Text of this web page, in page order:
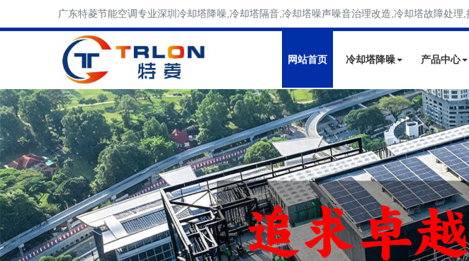
广东特菱节能空调专业深圳冷却塔降噪,冷却塔隔音,冷却塔噪声噪音治理改造,冷却塔故障处
网站首页 冷却塔降噪 产品中心